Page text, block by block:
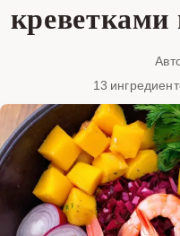
креветками
13